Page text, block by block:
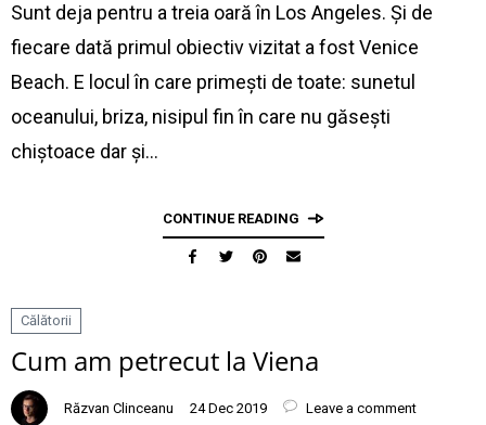
Sunt deja pentru a treia oară în Los Angeles. Și de
fiecare dată primul obiectiv vizitat a fost Venice
Beach. E locul în care primești de toate: sunetul
oceanului, briza, nisipul fin în care nu găsești
chiștoace dar și…
CONTINUE READING
Călătorii
Cum am petrecut la Viena
Răzvan Clinceanu 24 Dec 2019 Leave a comment